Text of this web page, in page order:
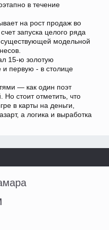
в течение
на рост продаж во
запуска целого ряда
существующей модельной
15-ю золотую
первую - в столице
— как один поэт
Но стоит отметить, что
в карты на деньги,
а логика и выработка